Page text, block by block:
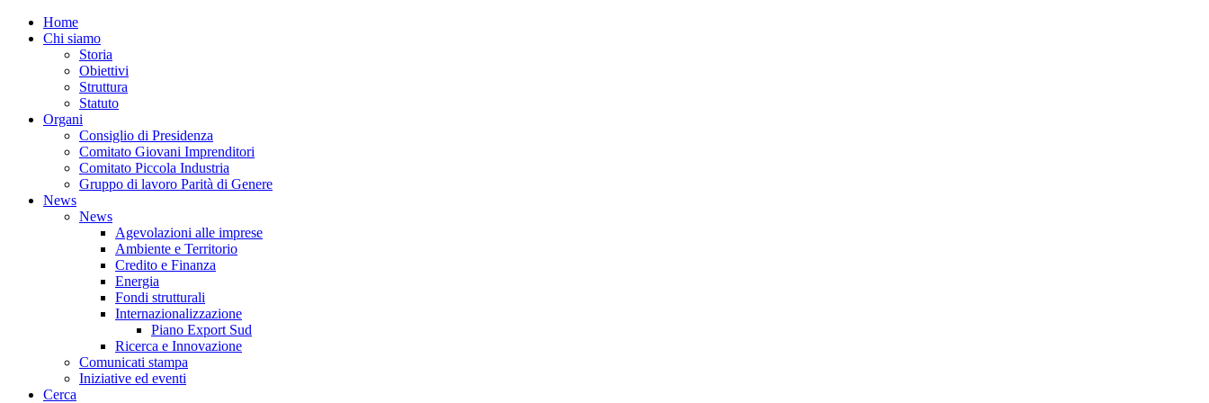
Home
Chi siamo
Storia
Obiettivi
Struttura
Statuto
Organi
Consiglio di Presidenza
Comitato Giovani Imprenditori
Comitato Piccola Industria
Gruppo di lavoro Parità di Genere
News
News
Agevolazioni alle imprese
Ambiente e Territorio
Credito e Finanza
Energia
Fondi strutturali
Internazionalizzazione
Piano Export Sud
Ricerca e Innovazione
Comunicati stampa
Iniziative ed eventi
Cerca